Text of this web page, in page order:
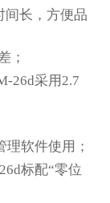
间长，方便品
；
26d采用2.7
软件使用；
标配“零位